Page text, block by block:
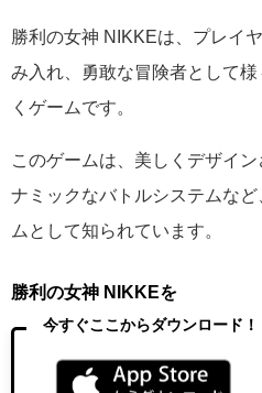
勝利の女神 NIKKEは、プレイ
み入れ、勇敢な冒険者として
くゲームです。
このゲームは、美しくデザイ
ナミックなバトルシステムな
ムとして知られています。
勝利の女神 NIKKEを
今すぐここからダウンロード！